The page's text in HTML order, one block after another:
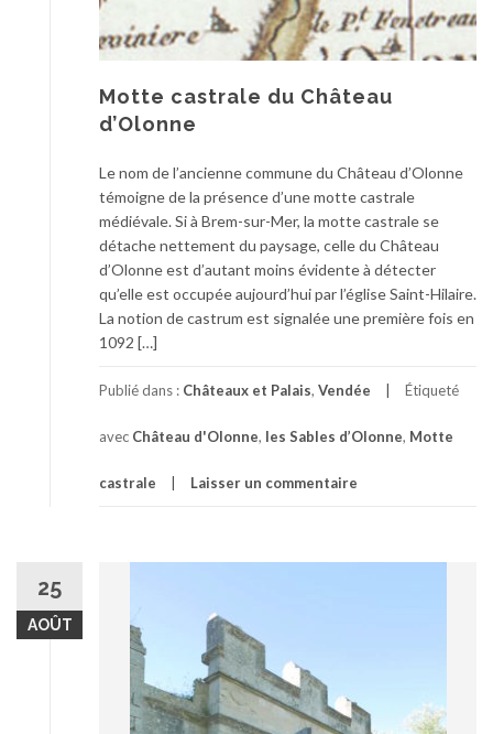
Motte castrale du Château
d’Olonne
Le nom de l’ancienne commune du Château d’Olonne
témoigne de la présence d’une motte castrale
médiévale. Si à Brem-sur-Mer, la motte castrale se
détache nettement du paysage, celle du Château
d’Olonne est d’autant moins évidente à détecter
qu’elle est occupée aujourd’hui par l’église Saint-Hilaire.
La notion de castrum est signalée une première fois en
1092 […]
Publié dans : Châteaux et Palais, Vendée Étiqueté
avec Château d'Olonne, les Sables d’Olonne, Motte
castrale Laisser un commentaire
25
AOÛT